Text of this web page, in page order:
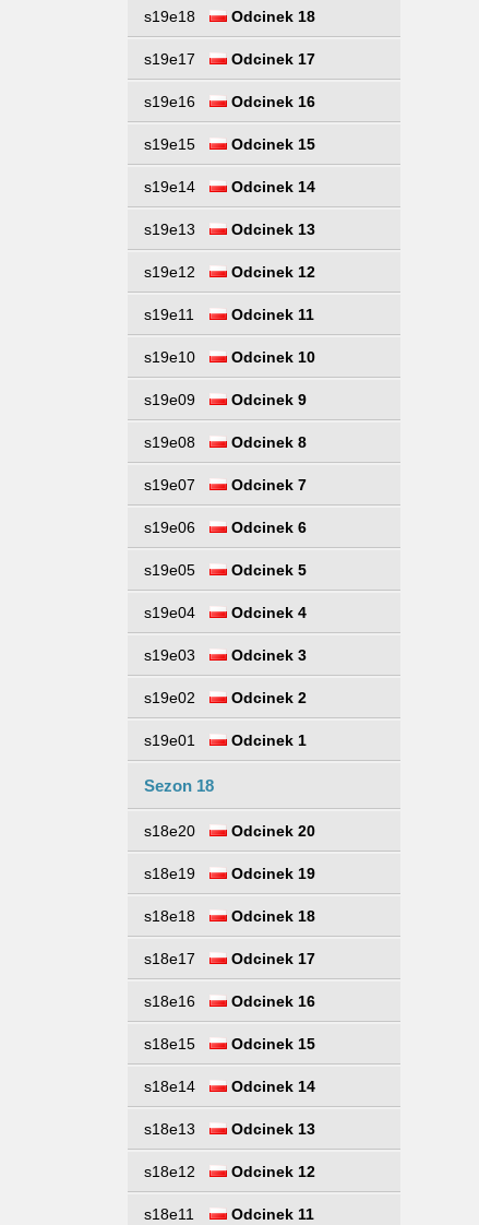
s19e18 Odcinek 18
s19e17 Odcinek 17
s19e16 Odcinek 16
s19e15 Odcinek 15
s19e14 Odcinek 14
s19e13 Odcinek 13
s19e12 Odcinek 12
s19e11 Odcinek 11
s19e10 Odcinek 10
s19e09 Odcinek 9
s19e08 Odcinek 8
s19e07 Odcinek 7
s19e06 Odcinek 6
s19e05 Odcinek 5
s19e04 Odcinek 4
s19e03 Odcinek 3
s19e02 Odcinek 2
s19e01 Odcinek 1
Sezon 18
s18e20 Odcinek 20
s18e19 Odcinek 19
s18e18 Odcinek 18
s18e17 Odcinek 17
s18e16 Odcinek 16
s18e15 Odcinek 15
s18e14 Odcinek 14
s18e13 Odcinek 13
s18e12 Odcinek 12
s18e11 Odcinek 11